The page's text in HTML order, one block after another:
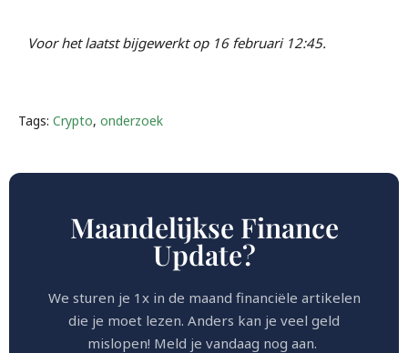
Voor het laatst bijgewerkt op 16 februari 12:45.
Tags: Crypto, onderzoek
Maandelijkse Finance
Update?
We sturen je 1x in de maand financiële artikelen
die je moet lezen. Anders kan je veel geld
mislopen! Meld je vandaag nog aan.